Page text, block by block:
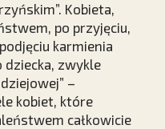
Kobieta,
po przyjęciu,
karmienia
dziecka, zwykle
–
kobiet, które
całkowicie